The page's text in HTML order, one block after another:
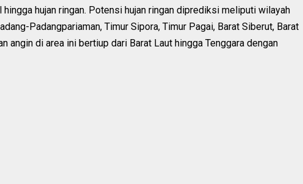
hujan ringan. Potensi hujan ringan diprediksi meliputi wilayah
Padangpariaman, Timur Sipora, Timur Pagai, Barat Siberut, Barat
angin di area ini bertiup dari Barat Laut hingga Tenggara dengan